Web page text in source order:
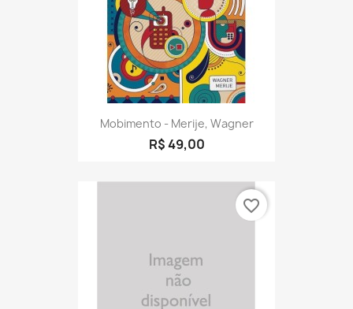
Mobimento - Merije, Wagner
R$ 49,00
favorite_border